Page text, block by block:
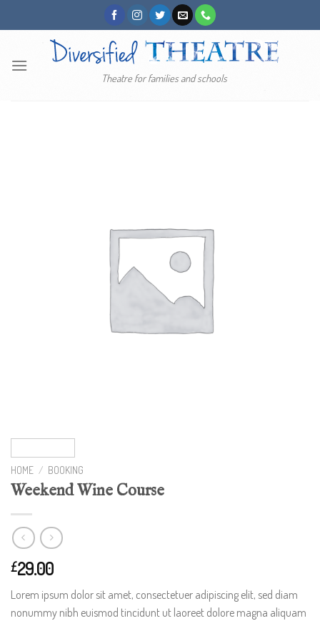
Theatre for families and schools
HOME / BOOKING
Weekend Wine Course
£29.00
Lorem ipsum dolor sit amet, consectetuer adipiscing elit, sed diam
nonummy nibh euismod tincidunt ut laoreet dolore magna aliquam